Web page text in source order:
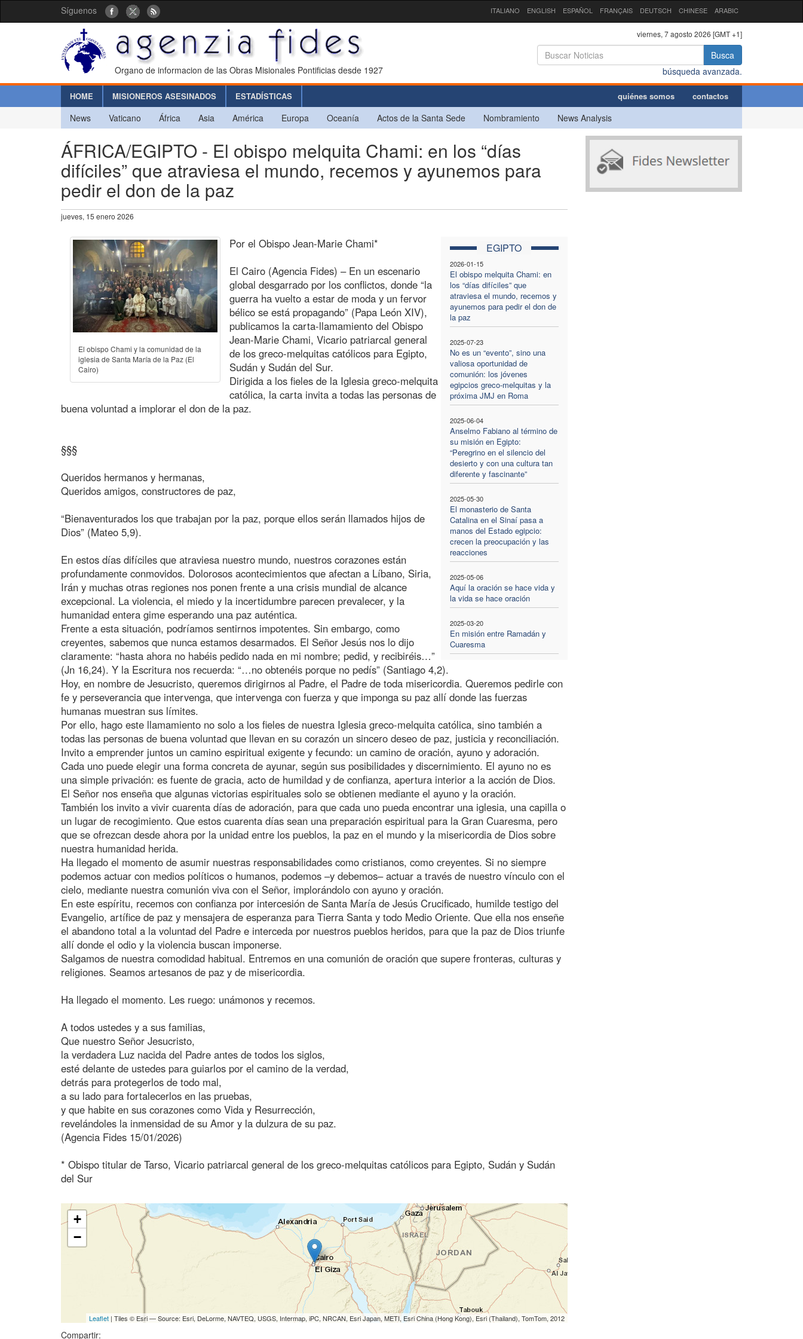
Síguenos ITALIANO ENGLISH ESPAÑOL FRANÇAIS DEUTSCH CHINESE ARABIC
Organo de informacion de las Obras Misionales Pontificias desde 1927
viernes, 7 agosto 2026 [GMT +1]
Busca
búsqueda avanzada.
HOME MISIONEROS ASESINADOS ESTADÍSTICAS quiénes somos contactos
News Vaticano África Asia América Europa Oceanía Actos de la Santa Sede Nombramiento News Analysis
ÁFRICA/EGIPTO - El obispo melquita Chami: en los “días
difíciles” que atraviesa el mundo, recemos y ayunemos para
pedir el don de la paz
jueves, 15 enero 2026
El obispo Chami y la comunidad de la
iglesia de Santa María de la Paz (El
Cairo)
EGIPTO
2026-01-15
El obispo melquita Chami: en
los “días difíciles” que
atraviesa el mundo, recemos y
ayunemos para pedir el don de
la paz
2025-07-23
No es un “evento”, sino una
valiosa oportunidad de
comunión: los jóvenes
egipcios greco-melquitas y la
próxima JMJ en Roma
2025-06-04
Anselmo Fabiano al término de
su misión en Egipto:
“Peregrino en el silencio del
desierto y con una cultura tan
diferente y fascinante”
2025-05-30
El monasterio de Santa
Catalina en el Sinaí pasa a
manos del Estado egipcio:
crecen la preocupación y las
reacciones
2025-05-06
Aquí la oración se hace vida y
la vida se hace oración
2025-03-20
En misión entre Ramadán y
Cuaresma
Por el Obispo Jean-Marie Chami*
El Cairo (Agencia Fides) – En un escenario
global desgarrado por los conflictos, donde “la
guerra ha vuelto a estar de moda y un fervor
bélico se está propagando” (Papa León XIV),
publicamos la carta-llamamiento del Obispo
Jean-Marie Chami, Vicario patriarcal general
de los greco-melquitas católicos para Egipto,
Sudán y Sudán del Sur.
Dirigida a los fieles de la Iglesia greco-melquita
católica, la carta invita a todas las personas de
buena voluntad a implorar el don de la paz.
§§§
Queridos hermanos y hermanas,
Queridos amigos, constructores de paz,
“Bienaventurados los que trabajan por la paz, porque ellos serán llamados hijos de
Dios” (Mateo 5,9).
En estos días difíciles que atraviesa nuestro mundo, nuestros corazones están
profundamente conmovidos. Dolorosos acontecimientos que afectan a Líbano, Siria,
Irán y muchas otras regiones nos ponen frente a una crisis mundial de alcance
excepcional. La violencia, el miedo y la incertidumbre parecen prevalecer, y la
humanidad entera gime esperando una paz auténtica.
Frente a esta situación, podríamos sentirnos impotentes. Sin embargo, como
creyentes, sabemos que nunca estamos desarmados. El Señor Jesús nos lo dijo
claramente: “hasta ahora no habéis pedido nada en mi nombre; pedid, y recibiréis…”
(Jn 16,24). Y la Escritura nos recuerda: “…no obtenéis porque no pedís” (Santiago 4,2).
Hoy, en nombre de Jesucristo, queremos dirigirnos al Padre, el Padre de toda misericordia. Queremos pedirle con
fe y perseverancia que intervenga, que intervenga con fuerza y que imponga su paz allí donde las fuerzas
humanas muestran sus límites.
Por ello, hago este llamamiento no solo a los fieles de nuestra Iglesia greco-melquita católica, sino también a
todas las personas de buena voluntad que llevan en su corazón un sincero deseo de paz, justicia y reconciliación.
Invito a emprender juntos un camino espiritual exigente y fecundo: un camino de oración, ayuno y adoración.
Cada uno puede elegir una forma concreta de ayunar, según sus posibilidades y discernimiento. El ayuno no es
una simple privación: es fuente de gracia, acto de humildad y de confianza, apertura interior a la acción de Dios.
El Señor nos enseña que algunas victorias espirituales solo se obtienen mediante el ayuno y la oración.
También los invito a vivir cuarenta días de adoración, para que cada uno pueda encontrar una iglesia, una capilla o
un lugar de recogimiento. Que estos cuarenta días sean una preparación espiritual para la Gran Cuaresma, pero
que se ofrezcan desde ahora por la unidad entre los pueblos, la paz en el mundo y la misericordia de Dios sobre
nuestra humanidad herida.
Ha llegado el momento de asumir nuestras responsabilidades como cristianos, como creyentes. Si no siempre
podemos actuar con medios políticos o humanos, podemos –y debemos– actuar a través de nuestro vínculo con el
cielo, mediante nuestra comunión viva con el Señor, implorándolo con ayuno y oración.
En este espíritu, recemos con confianza por intercesión de Santa María de Jesús Crucificado, humilde testigo del
Evangelio, artífice de paz y mensajera de esperanza para Tierra Santa y todo Medio Oriente. Que ella nos enseñe
el abandono total a la voluntad del Padre e interceda por nuestros pueblos heridos, para que la paz de Dios triunfe
allí donde el odio y la violencia buscan imponerse.
Salgamos de nuestra comodidad habitual. Entremos en una comunión de oración que supere fronteras, culturas y
religiones. Seamos artesanos de paz y de misericordia.
Ha llegado el momento. Les ruego: unámonos y recemos.
A todos ustedes y a sus familias,
Que nuestro Señor Jesucristo,
la verdadera Luz nacida del Padre antes de todos los siglos,
esté delante de ustedes para guiarlos por el camino de la verdad,
detrás para protegerlos de todo mal,
a su lado para fortalecerlos en las pruebas,
y que habite en sus corazones como Vida y Resurrección,
revelándoles la inmensidad de su Amor y la dulzura de su paz.
(Agencia Fides 15/01/2026)
* Obispo titular de Tarso, Vicario patriarcal general de los greco-melquitas católicos para Egipto, Sudán y Sudán
del Sur
+
−
Leaflet| Tiles © Esri — Source: Esri, DeLorme, NAVTEQ, USGS, Intermap, iPC, NRCAN, Esri Japan, METI, Esri China (Hong Kong), Esri (Thailand), TomTom, 2012
Compartir: